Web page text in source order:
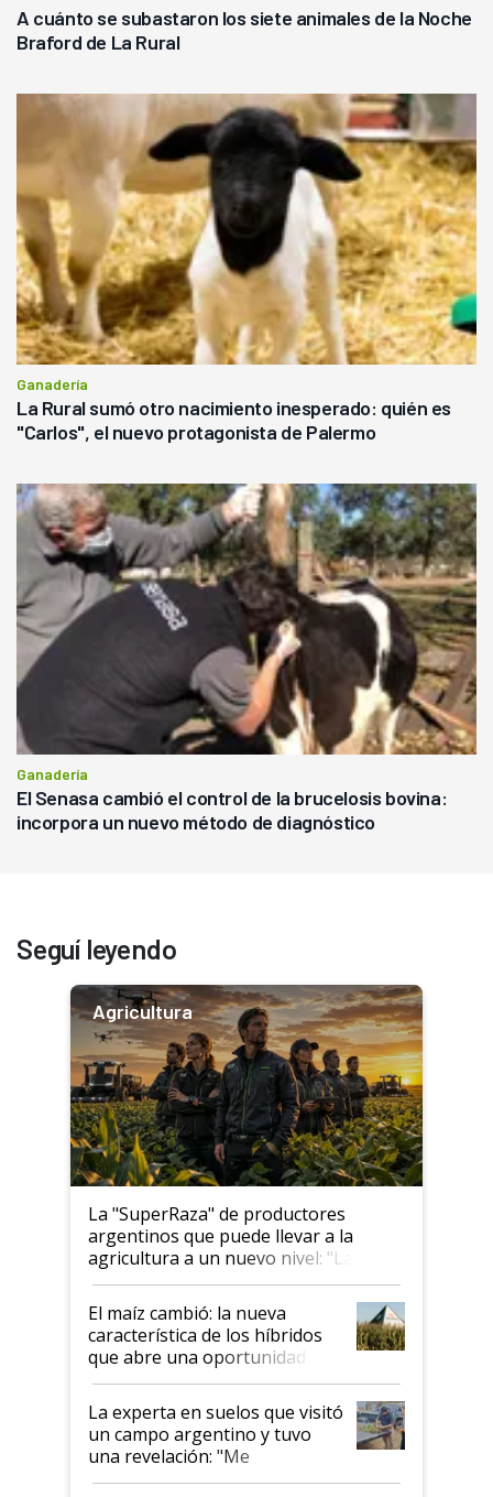
A cuánto se subastaron los siete animales de la Noche
Braford de La Rural
Ganadería
La Rural sumó otro nacimiento inesperado: quién es
"Carlos", el nuevo protagonista de Palermo
Ganadería
El Senasa cambió el control de la brucelosis bovina:
incorpora un nuevo método de diagnóstico
Seguí leyendo
Agricultura
La "SuperRaza" de productores
argentinos que puede llevar a la
agricultura a un nuevo nivel: "Las
posibilidades de crecimiento son
infinitas"
El maíz cambió: la nueva
característica de los híbridos
que abre una oportunidad en
el lote
La experta en suelos que visitó
un campo argentino y tuvo
una revelación: "Me
impresionó mucho"